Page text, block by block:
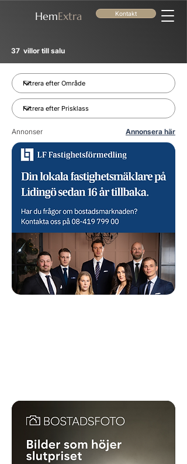
HemExtra Kontakt
37 villor till salu
Annonser Annonsera här